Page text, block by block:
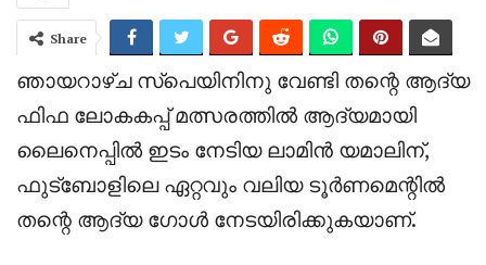
Share
‎ഞായറാഴ്ച സ്പെയിനിനു വേണ്ടി തന്റെ ആദ്യ
ഫിഫ ലോകകപ്പ് മത്സരത്തിൽ ആദ്യമായി
ലൈനെപ്പിൽ ഇടം നേടിയ ലാമിൻ യമാലിന്,
ഫുട്ബോളിലെ ഏറ്റവും വലിയ ടൂർണമെന്റിൽ
തന്റെ ആദ്യ ഗോൾ നേടയിരിക്കുകയാണ്.